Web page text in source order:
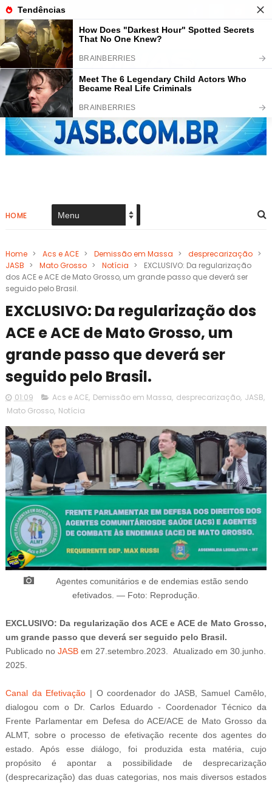
HOME
Home > Acs e ACE > Demissão em Massa > desprecarização >
JASB > Mato Grosso > Notícia >
EXCLUSIVO: Da regularização
dos ACE e ACE de Mato Grosso, um grande passo que deverá ser
seguido pelo Brasil.
EXCLUSIVO: Da regularização dos
ACE e ACE de Mato Grosso, um
grande passo que deverá ser
seguido pelo Brasil.
01:09 Acs e ACE, Demissão em Massa, desprecarização, JASB,
Mato Grosso, Notícia
Agentes comunitários e de endemias estão sendo
efetivados. — Foto: Reprodução.
EXCLUSIVO: Da regularização dos ACE e ACE de Mato Grosso,
um grande passo que deverá ser seguido pelo Brasil.
Publicado no JASBem 27 .setembro.2023. Atualizado em 30.junho.
2025.
Canal da Efetivação | O coordenador do JASB, Samuel Camêlo,
dialogou com o Dr. Carlos Eduardo - Coordenador Técnico da
Frente Parlamentar em Defesa do ACE/ACE de Mato Grosso da
ALMT, sobre o processo de efetivação recente dos agentes do
estado. Após esse diálogo, foi produzida esta matéria, cujo
propósito é apontar a possibilidade de desprecarização
(desprecarização) das duas categorias, nos mais diversos estados